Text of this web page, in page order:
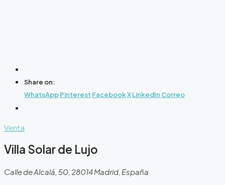
Share on:
WhatsAppPinterest FacebookXLinkedIn Correo
Venta
Villa Solar de Lujo
Calle de Alcalá, 50, 28014 Madrid, España